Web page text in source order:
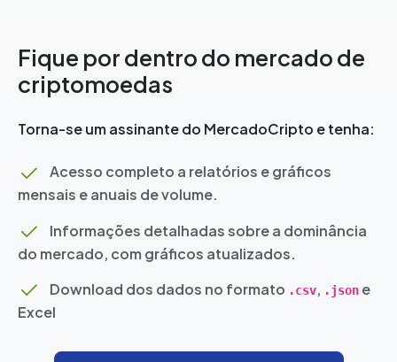
Fique por dentro do mercado de
criptomoedas
Torna-se um assinante do MercadoCripto e tenha:
Acesso completo a relatórios e gráficos
mensais e anuais de volume.
Informações detalhadas sobre a dominância
do mercado, com gráficos atualizados.
Download dos dados no formato .csv, .json e
Excel